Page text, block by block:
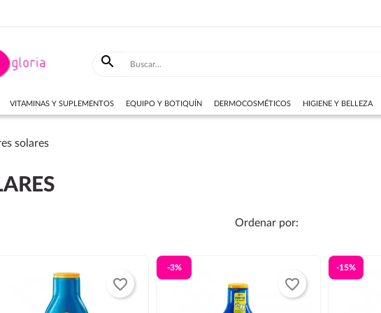

VITAMINAS Y SUPLEMENTOS EQUIPO Y BOTIQUÍN DERMOCOSMÉTICOS HIGIENE Y BELLEZA
solares
Ordenar por:
favorite_border
-3%
favorite_border
-15%